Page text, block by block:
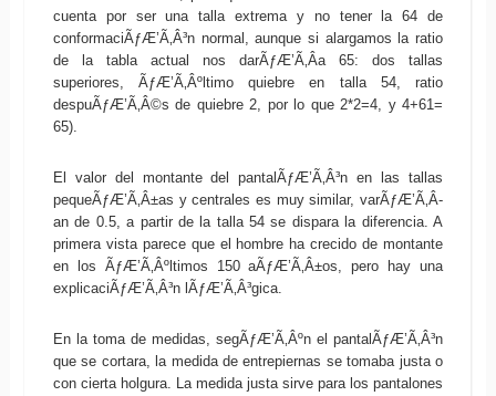
cuenta por ser una talla extrema y no tener la 64 de
conformaciÃƒÆ’Ã‚Â³n normal, aunque si alargamos la ratio
de la tabla actual nos darÃƒÆ’Ã‚Â­a 65: dos tallas
superiores, ÃƒÆ’Ã‚Âºltimo quiebre en talla 54, ratio
despuÃƒÆ’Ã‚Â©s de quiebre 2, por lo que 2*2=4, y 4+61=
65).
El valor del montante del pantalÃƒÆ’Ã‚Â³n en las tallas
pequeÃƒÆ’Ã‚Â±as y centrales es muy similar, varÃƒÆ’Ã‚Â­
an de 0.5, a partir de la talla 54 se dispara la diferencia. A
primera vista parece que el hombre ha crecido de montante
en los ÃƒÆ’Ã‚Âºltimos 150 aÃƒÆ’Ã‚Â±os, pero hay una
explicaciÃƒÆ’Ã‚Â³n lÃƒÆ’Ã‚Â³gica.
En la toma de medidas, segÃƒÆ’Ã‚Âºn el pantalÃƒÆ’Ã‚Â³n
que se cortara, la medida de entrepiernas se tomaba justa o
con cierta holgura. La medida justa sirve para los pantalones